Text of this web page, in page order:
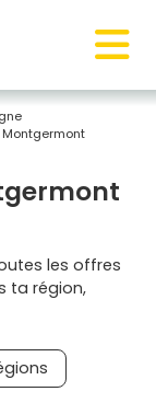
les offres
ta région,